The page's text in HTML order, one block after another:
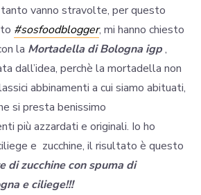
vanno stravolte, per questo
#sosfoodblogger, mi hanno chiesto
la Mortadella di Bologna igp,
dall’idea, perchè la mortadella non
abbinamenti a cui siamo abituati,
si presta benissimo
più azzardati e originali. Io ho
e zucchine, il risultato è questo
di zucchine con spuma di
e ciliege!!!